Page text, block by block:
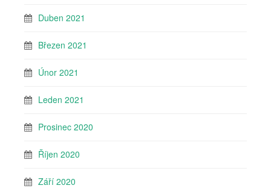
Duben 2021
Březen 2021
Únor 2021
Leden 2021
Prosinec 2020
Říjen 2020
Září 2020